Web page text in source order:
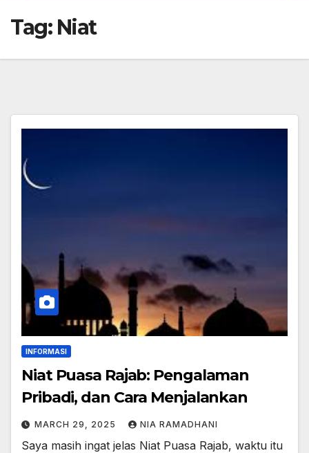
Tag: Niat
INFORMASI
Niat Puasa Rajab: Pengalaman
Pribadi, dan Cara Menjalankan
MARCH 29, 2025 NIA RAMADHANI
Saya masih ingat jelas Niat Puasa Rajab, waktu itu